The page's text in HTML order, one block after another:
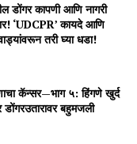
डोंगर कापणी आणि नागरी
‘UDCPR’ कायदे आणि
तरी घ्या धडा!
कॅन्सर—भाग ५: हिंगणे खुर्द
बहुमजली